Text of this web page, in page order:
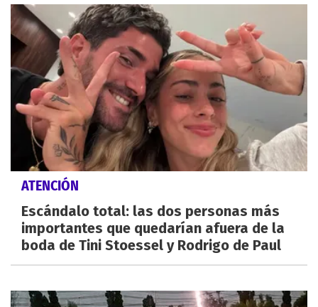
ATENCIÓN
Escándalo total: las dos personas más
importantes que quedarían afuera de la
boda de Tini Stoessel y Rodrigo de Paul